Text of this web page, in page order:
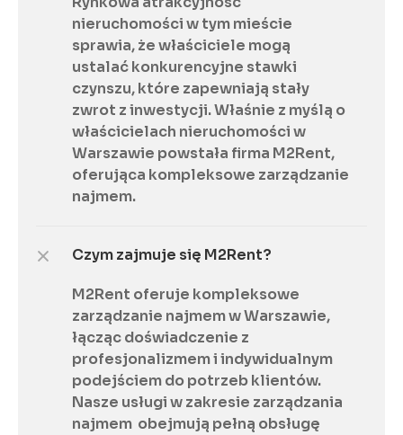
nieruchomości w tym mieście
sprawia, że właściciele mogą
ustalać konkurencyjne stawki
czynszu, które zapewniają stały
zwrot z inwestycji. Właśnie z myślą o
właścicielach nieruchomości w
Warszawie powstała firma M2Rent,
oferująca kompleksowe zarządzanie
najmem.
Czym zajmuje się M2Rent?
M2Rent oferuje kompleksowe
zarządzanie najmem w Warszawie,
łącząc doświadczenie z
profesjonalizmem i indywidualnym
podejściem do potrzeb klientów.
Nasze usługi w zakresie zarządzania
najmem  obejmują pełną obsługę